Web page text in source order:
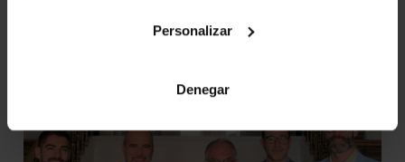
Personalizar
Denegar